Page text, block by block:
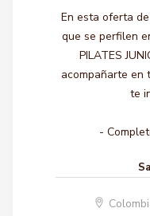
En esta oferta
que se perfilen
PILATES
acompañarte en
te
-